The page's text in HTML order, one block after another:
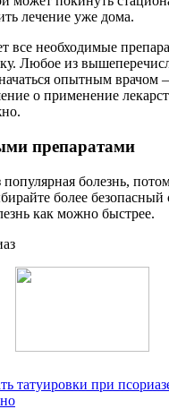
лечение уже дома.
все необходимые
Любое из
опытным врачом
о применение
препаратами
болезнь,
более безопасный
как можно быстрее.
татуировки при